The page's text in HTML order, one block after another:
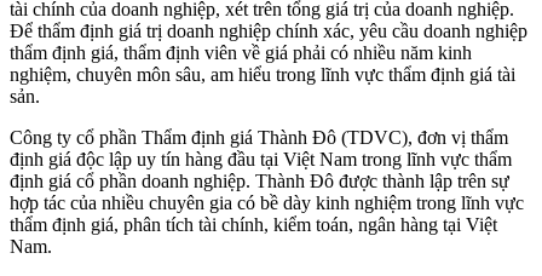
tài chính của doanh nghiệp, xét trên tổng giá trị của doanh nghiệp.
Để thẩm định giá trị doanh nghiệp chính xác, yêu cầu doanh nghiệp
thẩm định giá, thẩm định viên về giá phải có nhiều năm kinh
nghiệm, chuyên môn sâu, am hiểu trong lĩnh vực thẩm định giá tài
sản.
Công ty cổ phần Thẩm định giá Thành Đô (TDVC), đơn vị thẩm
định giá độc lập uy tín hàng đầu tại Việt Nam trong lĩnh vực thẩm
định giá cổ phần doanh nghiệp. Thành Đô được thành lập trên sự
hợp tác của nhiều chuyên gia có bề dày kinh nghiệm trong lĩnh vực
thẩm định giá, phân tích tài chính, kiểm toán, ngân hàng tại Việt
Nam.